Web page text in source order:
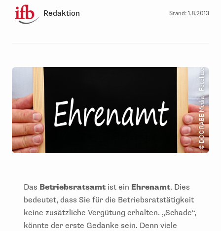
Redaktion Stand: 1.8.2013
© DOC RABE Media - Fotolia.com
Das Betriebsratsamt ist ein Ehrenamt. Dies
bedeutet, dass Sie für die Betriebsratstätigkeit
keine zusätzliche Vergütung erhalten. „Schade“,
könnte der erste Gedanke sein. Denn viele